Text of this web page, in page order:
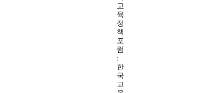
교
육
정
책
포
럼
:
한
국
교